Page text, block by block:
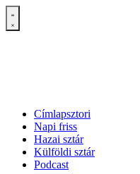
Címlapsztori
Napi friss
Hazai sztár
Külföldi sztár
Podcast